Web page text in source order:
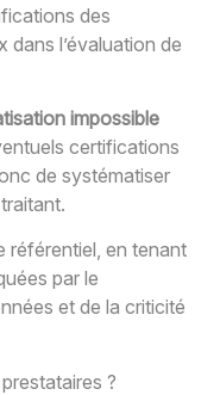
des
l’évaluation de
impossible
certifications
de systématiser
référentiel, en tenant
par le
et de la criticité
?